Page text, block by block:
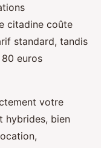
citadine coûte
standard, tandis
euros
votre
hybrides, bien